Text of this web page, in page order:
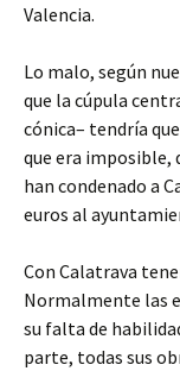
Valencia.
Lo malo, según
que la cúpula
cónica– tendría
que era imposible,
han condenado a
euros al
Con Calatrava
Normalmente las
su falta de
parte, todas sus